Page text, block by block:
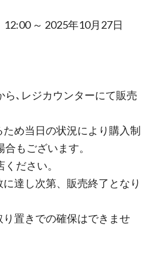
～ 2025年10月27日
ら､レジカウンターにて販売
め当日の状況により購入制
もございます。
ださい。
達し次第、販売終了となり
置きでの確保はできませ